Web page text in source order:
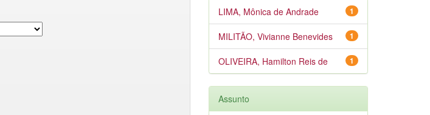
1
LIMA, Mônica de Andrade
1
MILITÃO, Vivianne Benevides
1
OLIVEIRA, Hamilton Reis de
Assunto